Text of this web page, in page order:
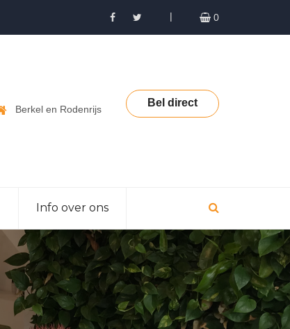
0
Berkel en Rodenrijs
Bel direct
Info over ons